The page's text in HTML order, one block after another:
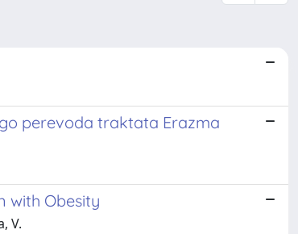
perevoda traktata Erazma
with Obesity
V.